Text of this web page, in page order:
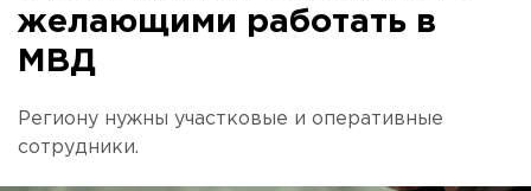
желающими работать в
МВД
Региону нужны участковые и оперативные
сотрудники.